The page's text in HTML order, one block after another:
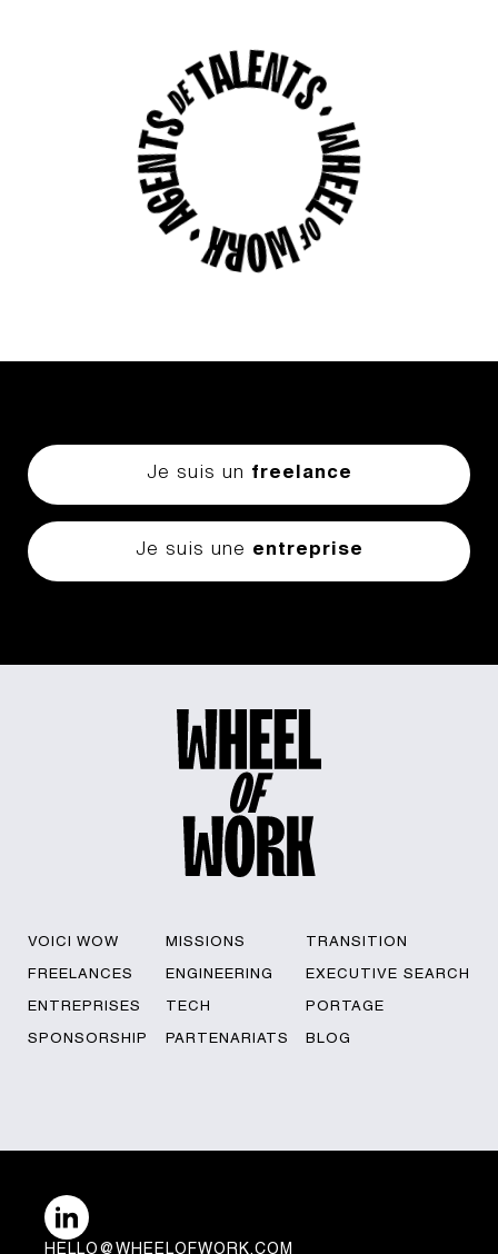
Je suis un freelance
Je suis une entreprise
VOICI WOW
FREELANCES
ENTREPRISES
SPONSORSHIP
MISSIONS
ENGINEERING
TECH
PARTENARIATS
TRANSITION
EXECUTIVE SEARCH
PORTAGE
BLOG
HELLO@WHEELOFWORK.COM